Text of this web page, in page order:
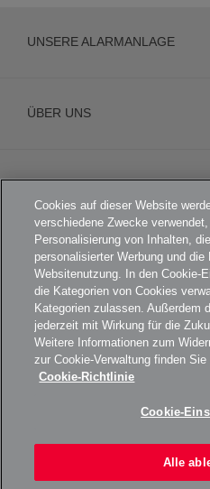
UNSERE ALARMANLAGE
ÜBER UNS
KARRIERE
FOOTER
Cookies auf dieser Website
verschiedene Zwecke
Personalisierung von Inhalten,
personalisierter Werbung und die
Websitenutzung. In den Cookie-
die Kategorien von Cookies
Kategorien zulassen. Außerdem
jederzeit mit Wirkung für die
Weitere Informationen zum
zur Cookie-Verwaltung finden Sie
Cookie-Richtlinie
Cookie-
Alle